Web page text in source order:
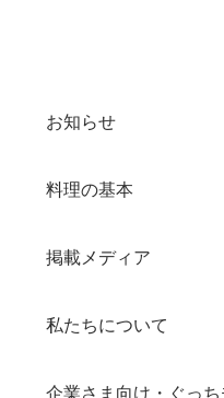
お知らせ
料理の基本
掲載メディア
私たちについて
企業さま向け・ぐっち